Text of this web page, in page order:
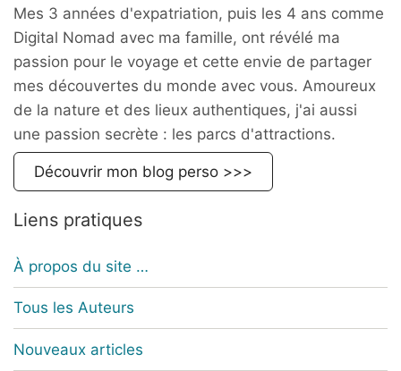
Mes 3 années d'expatriation, puis les 4 ans comme
Digital Nomad avec ma famille, ont révélé ma
passion pour le voyage et cette envie de partager
mes découvertes du monde avec vous. Amoureux
de la nature et des lieux authentiques, j'ai aussi
une passion secrète : les parcs d'attractions.
Découvrir mon blog perso >>>
Liens pratiques
À propos du site …
Tous les Auteurs
Nouveaux articles